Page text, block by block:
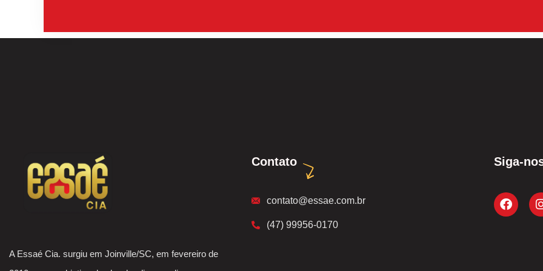
A Essaé Cia. surgiu em Joinville/SC, em fevereiro de
Contato
contato@essae.com.br
(47) 99956-0170
Siga-